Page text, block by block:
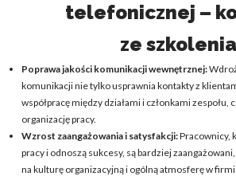
telefonicznej –
ze szkolenia
Poprawa jakości komunikacji wewnętrznej:
komunikacji nie tylko usprawnia kontakty z
współpracę między działami i członkami zespołu,
organizację pracy.
Wzrost zaangażowania i satysfakcji:Pracownicy,
pracy i odnoszą sukcesy, są bardziej
na kulturę organizacyjną i ogólną atmosferę w